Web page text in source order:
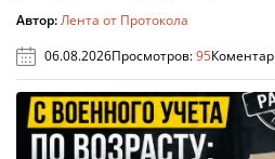
Автор:Лента от Протокола
06.08.2026Просмотров:95